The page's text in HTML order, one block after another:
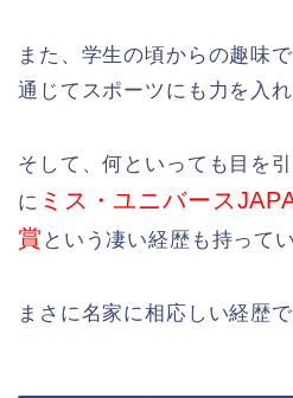
また、学生の頃からの趣味
通じてスポーツにも力を入
そして、何といっても目を
に ミス・ユニバース
賞 という凄い経歴も持って
まさに名家に相応しい経歴で